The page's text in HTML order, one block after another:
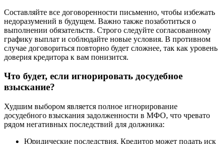
Составляйте все договоренности письменно, чтобы избежать
недоразумений в будущем. Важно также позаботиться о
выполнении обязательств. Строго следуйте согласованному
графику выплат и соблюдайте новые условия. В противном
случае договориться повторно будет сложнее, так как уровень
доверия кредитора к вам понизится.
Что будет, если игнорировать досудебное
взыскание?
Худшим выбором является полное игнорирование
досудебного взыскания задолженности в МФО, что чревато
рядом негативных последствий для должника:
Юридические последствия. Кредитор может подать иск